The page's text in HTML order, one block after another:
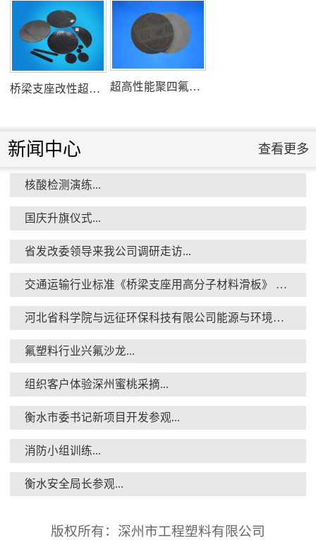
组织客户体验深州蜜桃采摘...
衡水市委书记新项目开发参观...
消防小组训练...
桥梁支座改性超高分子量聚乙烯滑板 超高性能聚四氟乙烯滑板
新闻中心 查看更多
核酸检测演练...
国庆升旗仪式...
省发改委领导来我公司调研走访...
交通运输行业标准《桥梁支座用高分子材料滑板》 送审稿审查会在京召开...
河北省科学院与远征环保科技有限公司能源与环境新材料成果转化基地签约暨揭牌仪式...
氟塑料行业兴氟沙龙...
组织客户体验深州蜜桃采摘...
衡水市委书记新项目开发参观...
消防小组训练...
衡水安全局长参观...
版权所有：深州市工程塑料有限公司